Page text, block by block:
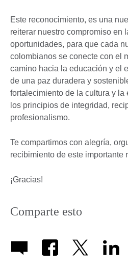
Este reconocimiento, es una
reiterar nuestro compromiso en
oportunidades, para que cada
colombianos se conecte con el
camino hacia la educación y el
de una paz duradera y
fortalecimiento de la cultura y
los principios de integridad,
profesionalismo.
Te compartimos con alegría,
recibimiento de este importante
¡Gracias!
Comparte esto